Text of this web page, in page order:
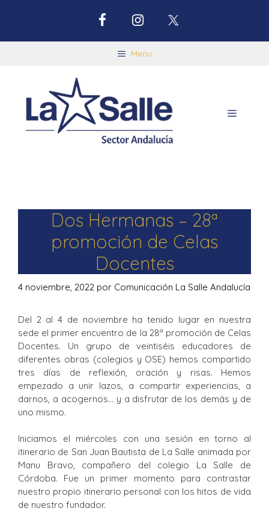
Menu
Dos Hermanas – 28ª
promoción de Celas
Docentes
4 noviembre, 2022 por Comunicación La Salle Andalucía
Del 2 al 4 de noviembre ha tenido lugar en nuestra
sede el primer encuentro de la 28ª promoción de Celas
Docentes. Un grupo de veintiséis educadores de
diferentes obras (colegios y OSE) hemos compartido
tres días de reflexión, oración y risas. Hemos
empezado a unir lazos, a compartir experiencias, a
darnos, a acogernos… y a disfrutar de los demás y de
uno mismo.
Iniciamos el miércoles con una sesión en torno al
itinerario de San Juan Bautista de La Salle animada por
Manu Bravo, compañero del colegio La Salle de
Córdoba. Fue un primer momento para contrastar
nuestro propio itinerario personal con los hitos de vida
de nuestro fundador.